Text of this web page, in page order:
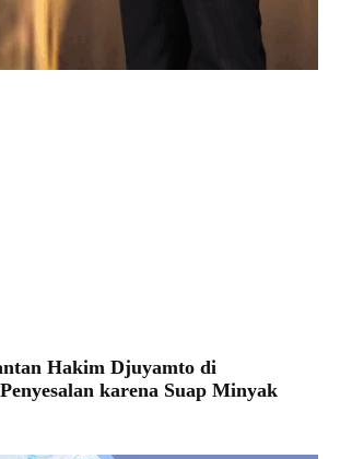
Hakim Djuyamto di
karena Suap Minyak